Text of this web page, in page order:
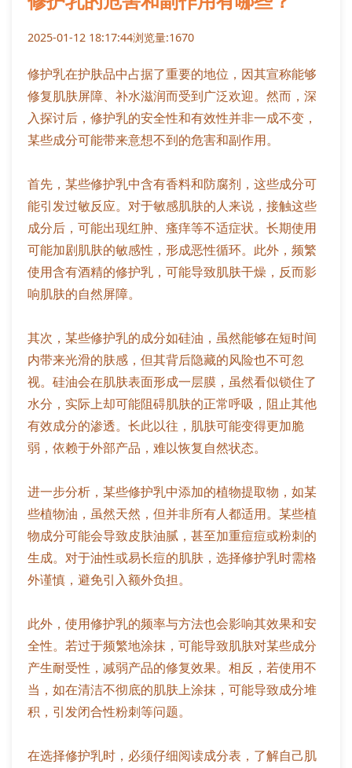
2025-01-12 18:17:44浏览量:1670
修护乳在护肤品中占据了重要的地位，因其宣称能够
修复肌肤屏障、补水滋润而受到广泛欢迎。然而，深
入探讨后，修护乳的安全性和有效性并非一成不变，
某些成分可能带来意想不到的危害和副作用。
首先，某些修护乳中含有香料和防腐剂，这些成分可
能引发过敏反应。对于敏感肌肤的人来说，接触这些
成分后，可能出现红肿、瘙痒等不适症状。长期使用
可能加剧肌肤的敏感性，形成恶性循环。此外，频繁
使用含有酒精的修护乳，可能导致肌肤干燥，反而影
响肌肤的自然屏障。
其次，某些修护乳的成分如硅油，虽然能够在短时间
内带来光滑的肤感，但其背后隐藏的风险也不可忽
视。硅油会在肌肤表面形成一层膜，虽然看似锁住了
水分，实际上却可能阻碍肌肤的正常呼吸，阻止其他
有效成分的渗透。长此以往，肌肤可能变得更加脆
弱，依赖于外部产品，难以恢复自然状态。
进一步分析，某些修护乳中添加的植物提取物，如某
些植物油，虽然天然，但并非所有人都适用。某些植
物成分可能会导致皮肤油腻，甚至加重痘痘或粉刺的
生成。对于油性或易长痘的肌肤，选择修护乳时需格
外谨慎，避免引入额外负担。
此外，使用修护乳的频率与方法也会影响其效果和安
全性。若过于频繁地涂抹，可能导致肌肤对某些成分
产生耐受性，减弱产品的修复效果。相反，若使用不
当，如在清洁不彻底的肌肤上涂抹，可能导致成分堆
积，引发闭合性粉刺等问题。
在选择修护乳时，必须仔细阅读成分表，了解自己肌